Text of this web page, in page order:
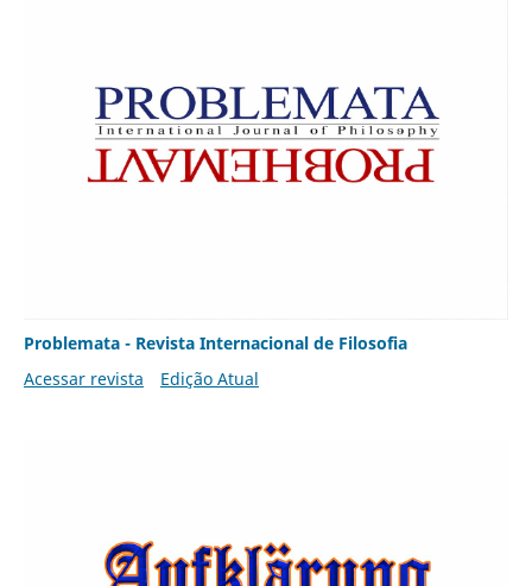
Problemata - Revista Internacional de Filosofia
Acessar revista
Edição Atual